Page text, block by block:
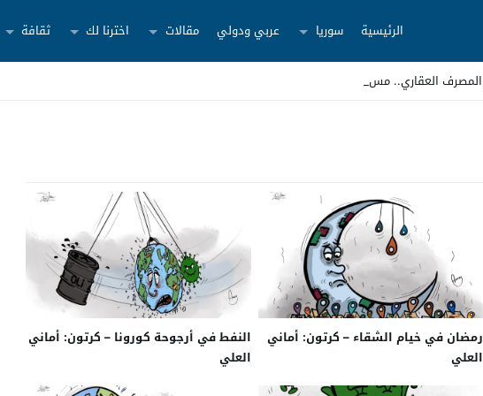
الرئيسية سوريا عربي ودولي مقالات اخترنا لك ثقافة
رمضان في خيام الشقاء – كرتون: أماني
العلي
النفط في أرجوحة كورونا – كرتون: أماني
العلي